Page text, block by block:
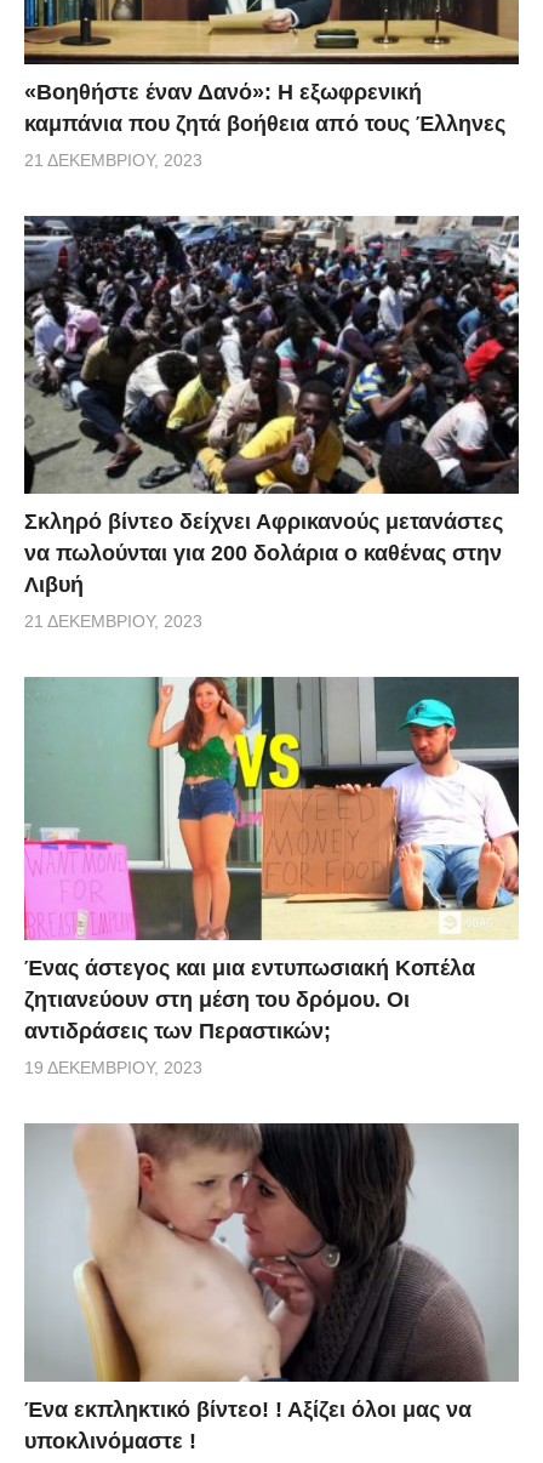
«Βοηθήστε έναν Δανό»: H εξωφρενική
καμπάνια που ζητά βοήθεια από τους Έλληνες
21 ΔΕΚΕΜΒΡΊΟΥ, 2023
Σκληρό βίντεο δείχνει Αφρικανούς μετανάστες
να πωλούνται για 200 δολάρια ο καθένας στην
Λιβυή
21 ΔΕΚΕΜΒΡΊΟΥ, 2023
Ένας άστεγος και μια εντυπωσιακή Κοπέλα
ζητιανεύουν στη μέση του δρόμου. Οι
αντιδράσεις των Περαστικών;
19 ΔΕΚΕΜΒΡΊΟΥ, 2023
Ένα εκπληκτικό βίντεο! ! Αξίζει όλοι μας να
υποκλινόμαστε !